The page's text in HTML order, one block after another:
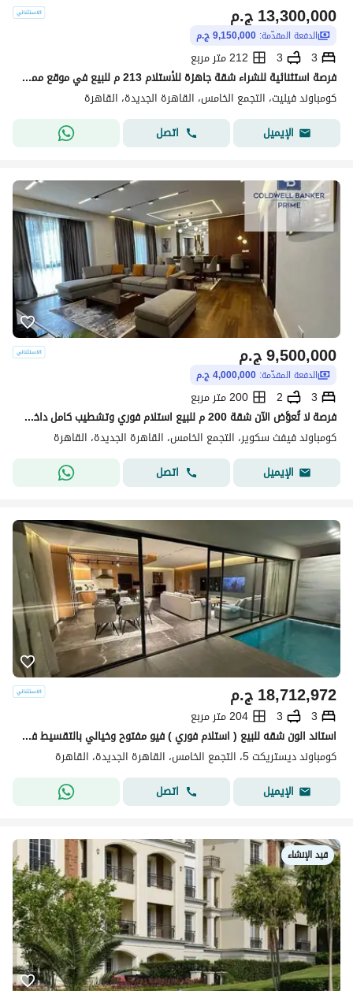
ج.م13,300,000
الدفعة المقدّمة: 9,150,000 ج.م
3
3
212 متر مربع
فرصة استثنائية للشراء شقة جاهزة للأستلام 213 م للبيع في موقع مميز في كمبوند فيليت Villette by SODIC الجولدن سكوير التجمع الخامس القاهره الجديده 3 غرف
كومباوند فيليت، التجمع الخامس، القاهرة الجديدة، القاهرة
الإيميل
اتصل
ج.م9,500,000
الدفعة المقدّمة: 4,000,000 ج.م
3
2
200 متر مربع
فرصة لا تُعوَّض الآن شقة 200 م للبيع استلام فوري وتشطيب كامل داخل كمبوند فيفث سكوير المراسم، الجولدن سكوير، التجمع الخامس القاهره الجديده 3 غرف
كومباوند فيفث سكوير، التجمع الخامس، القاهرة الجديدة، القاهرة
الإيميل
اتصل
ج.م18,712,972
3
3
204 متر مربع
استاند الون شقه للبيع ( استلام فوري ) فيو مفتوح وخيالي بالتقسيط في كمبوند ديستركت 5 في التجمع الخامس بجوار نيو قطاميه
كومباوند ديستريكت 5، التجمع الخامس، القاهرة الجديدة، القاهرة
الإيميل
اتصل
قيد الإنشاء